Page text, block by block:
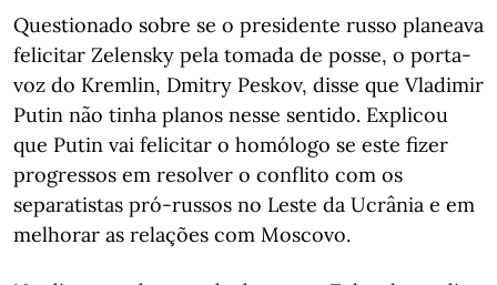
Questionado sobre se o presidente russo planeava
felicitar Zelensky pela tomada de posse, o porta-
voz do Kremlin, Dmitry Peskov, disse que Vladimir
Putin não tinha planos nesse sentido. Explicou
que Putin vai felicitar o homólogo se este fizer
progressos em resolver o conflito com os
separatistas pró-russos no Leste da Ucrânia e em
melhorar as relações com Moscovo.